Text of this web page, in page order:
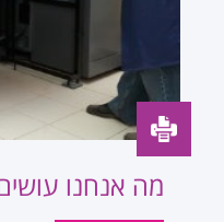
מה אנחנו